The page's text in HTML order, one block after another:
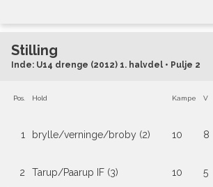
Stilling
Inde: U14 drenge (2012) 1. halvdel • Pulje 2
Pos. Hold Kampe V
1 brylle/verninge/broby (2) 10 8
2 Tarup/Paarup IF (3) 10 5